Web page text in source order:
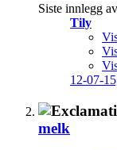
Siste innlegg av
Tily
12-07-
melk